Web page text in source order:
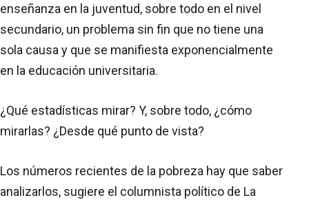
enseñanza en la juventud, sobre todo en el nivel
secundario, un problema sin fin que no tiene una
sola causa y que se manifiesta exponencialmente
en la educación universitaria.
¿Qué estadísticas mirar? Y, sobre todo, ¿cómo
mirarlas? ¿Desde qué punto de vista?
Los números recientes de la pobreza hay que saber
analizarlos, sugiere el columnista político de La